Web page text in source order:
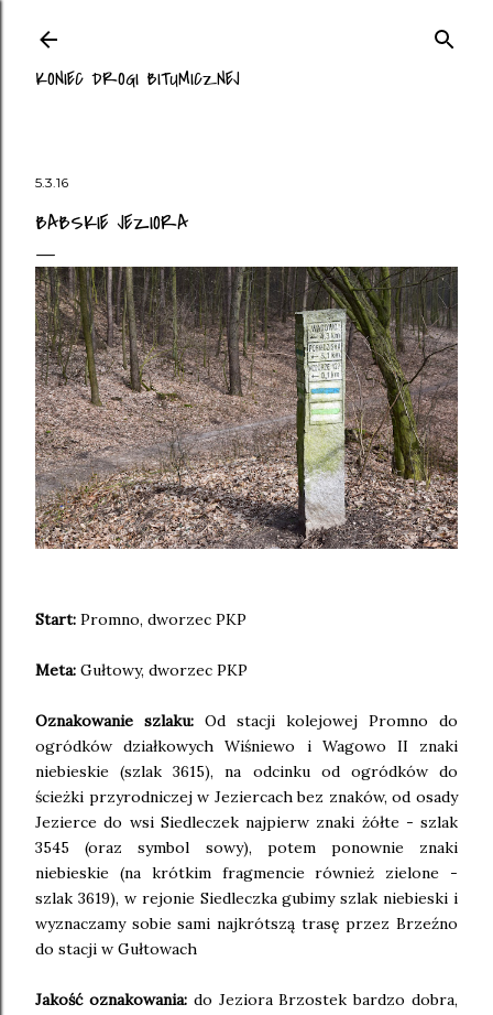
KONIEC DROGI BITUMICZNEJ
5.3.16
BABSKIE JEZIORA
Start: Promno, dworzec PKP
Meta: Gułtowy, dworzec PKP
Oznakowanie szlaku: Od stacji kolejowej Promno do
ogródków działkowych Wiśniewo i Wagowo II znaki
niebieskie (szlak 3615), na odcinku od ogródków do
ścieżki przyrodniczej w Jeziercach bez znaków, od osady
Jezierce do wsi Siedleczek najpierw znaki żółte - szlak
3545 (oraz symbol sowy), potem ponownie znaki
niebieskie (na krótkim fragmencie również zielone -
szlak 3619), w rejonie Siedleczka gubimy szlak niebieski i
wyznaczamy sobie sami najkrótszą trasę przez Brzeźno
do stacji w Gułtowach
Jakość oznakowania:do Jeziora Brzostek bardzo dobra,